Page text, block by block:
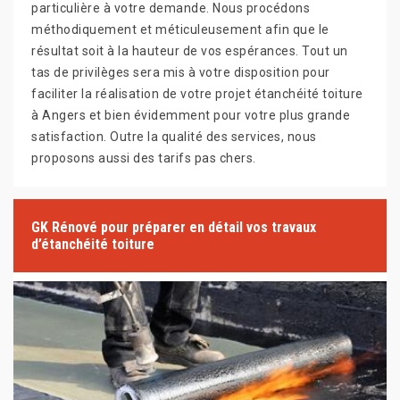
particulière à votre demande. Nous procédons
méthodiquement et méticuleusement afin que le
résultat soit à la hauteur de vos espérances. Tout un
tas de privilèges sera mis à votre disposition pour
faciliter la réalisation de votre projet étanchéité toiture
à Angers et bien évidemment pour votre plus grande
satisfaction. Outre la qualité des services, nous
proposons aussi des tarifs pas chers.
GK Rénové pour préparer en détail vos travaux
d’étanchéité toiture